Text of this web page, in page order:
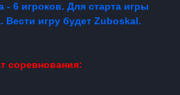
- 6 игроков. Для старта игры
Вести игру будет Zuboskal.
соревнования: